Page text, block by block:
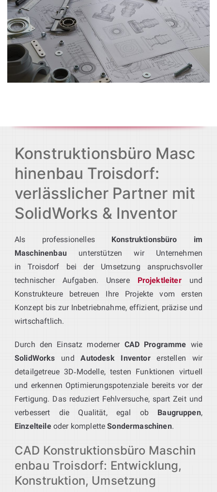
Konstruktionsbüro Masc
hinenbau Troisdorf:
verlässlicher Partner mit
SolidWorks & Inventor
Als professionelles Konstruktionsbüro im
Maschinenbauunterstützen wir Unternehmen
in Troisdorf bei der Umsetzung anspruchsvoller
technischer Aufgaben. Unsere Projektleiterund
Konstrukteure betreuen Ihre Projekte vom ersten
Konzept bis zur Inbetriebnahme, effizient, präzise und
wirtschaftlich.
Durch den Einsatz moderner CAD Programme wie
SolidWorks undAutodesk Inventorerstellen wir
detailgetreue 3D‑Modelle, testen Funktionen virtuell
und erkennen Optimierungspotenziale bereits vor der
Fertigung. Das reduziert Fehlversuche, spart Zeit und
verbessert die Qualität, egal ob Baugruppen,
Einzelteileoder kompletteSondermaschinen.
CAD Konstruktionsbüro Maschin
enbau Troisdorf: Entwicklung,
Konstruktion, Umsetzung